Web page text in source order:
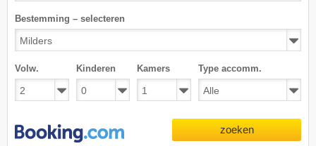
Bestemming – selecteren
Volw. Kinderen Kamers Type accomm.
zoeken